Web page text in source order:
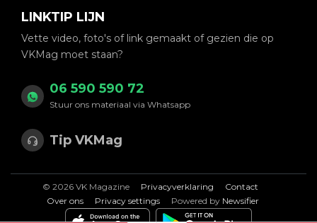
LINKTIP LIJN
Vette video, foto's of link gemaakt of gezien die op
VKMag moet staan?
06 590 590 72
Stuur ons materiaal via Whatsapp
Tip VKMag
© 2026 VK Magazine Privacyverklaring
Contact
Over ons
Privacy settings Powered by Newsifier